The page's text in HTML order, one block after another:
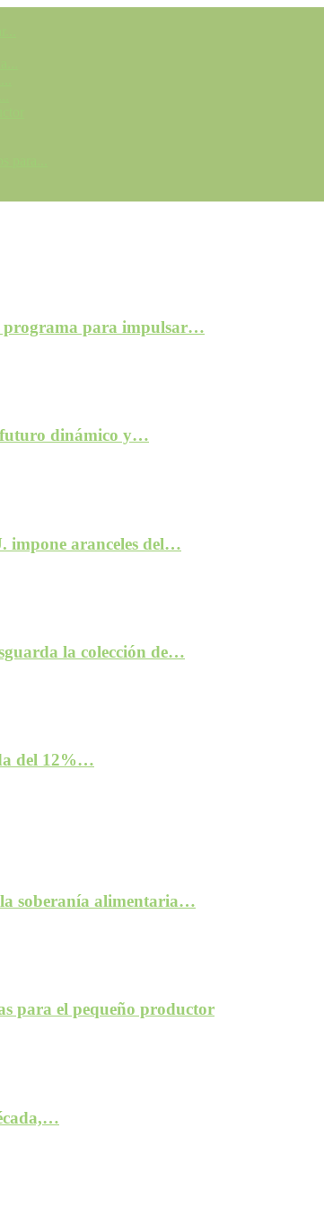
programa para impulsar…
futuro dinámico y…
impone aranceles del…
la colección de…
del 12%…
soberanía alimentaria…
para el pequeño productor